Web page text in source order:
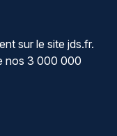
sur le site jds.fr.
nos 3 000 000